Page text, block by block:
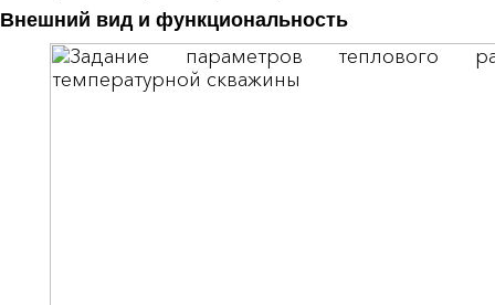
Внешний вид и функциональность